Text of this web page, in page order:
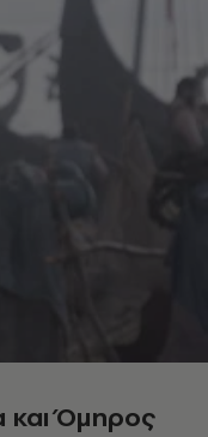
και Όμηρος